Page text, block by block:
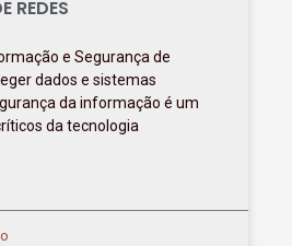
REDES
e Segurança de
dados e sistemas
da informação é um
da tecnologia